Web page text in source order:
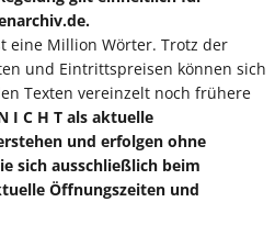
eine Million Wörter. Trotz der
und Eintrittspreisen können sich
Texten vereinzelt noch frühere
I C H T als aktuelle
und erfolgen ohne
sich ausschließlich beim
Öffnungszeiten und